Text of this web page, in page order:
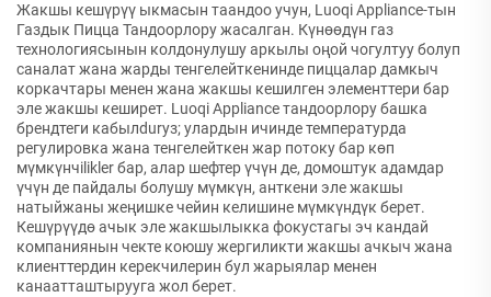
Жакшы кешүрүү ыкмасын таандоо учун, Luoqi Appliance-тын
Газдык Пицца Тандоорлору жасалган. Күнөөдүн газ
технологиясынын колдонулушу аркылы оңой чогултуу болуп
саналат жана жарды тенгелейткенинде пиццалар дамкыч
коркачтары менен жана жакшы кешилген элементтери бар
эле жакшы кеширет. Luoqi Appliance тандоорлору башка
брендтеги кабылdurуз; улардын ичинде температурда
регулировка жана тенгелейткен жар потоку бар көп
мүмкүнчilikler бар, алар шефтер үчүн де, домоштук адамдар
үчүн де пайдалы болушу мүмкүн, анткени эле жакшы
натыйжаны жеңишке чейин келишине мүмкүндүк берет.
Кешүрүүдө ачык эле жакшылыкка фокустагы эч кандай
компаниянын чекте коюшу жергиликти жакшы ачкыч жана
клиенттердин керекчилерин бул жарыялар менен
канаатташтырууга жол берет.